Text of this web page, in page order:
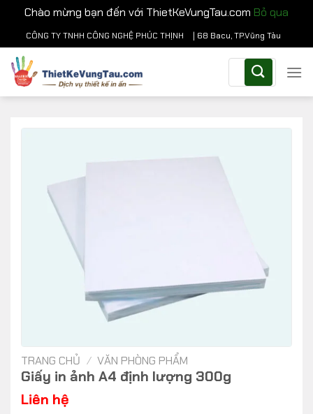
Chào mừng bạn đến với ThietKeVungTau.com Bỏ qua
Chuyển
đến
nội
dung
CÔNG TY TNHH CÔNG NGHỆ PHÚC THỊNH | 68 Bacu, TP.Vũng Tàu
kiếm:
TRANG CHỦ / VĂN PHÒNG PHẨM
Giấy in ảnh A4 định lượng 300g
Liên hệ